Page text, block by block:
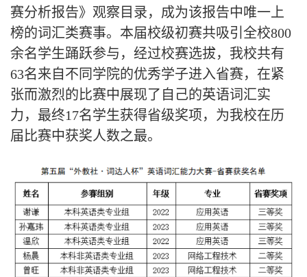
赛分析报告》观察目录，成为该报告中唯一上
榜的词汇类赛事。本届校级初赛共吸引全校800
余名学生踊跃参与，经过校赛选拔，我校共有
63名来自不同学院的优秀学子进入省赛，在紧
张而激烈的比赛中展现了自己的英语词汇实
力，最终17名学生获得省级奖项，为我校在历
届比赛中获奖人数之最。